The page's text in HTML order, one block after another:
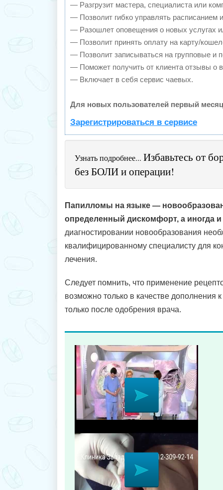
— Разгрузит мастера, специалиста или
— Позволит гибко управлять расписанием и
— Разошлет оповещения о новых услугах
— Позволит принять оплату на карту/
— Позволит записываться на групповые и
— Поможет получить от клиента отзывы о
— Включает в себя сервис чаевых.
Для новых пользователей первый
Зарегистрироваться в сервисе
Узнать подробнее... Избавьтесь от
без БОЛИ и операции!
Папилломы на языке —
определенный дискомфорт, а иногда
диагностировании новообразования
квалифицированному специалисту для
лечения.
Следует помнить, что применение
возможно только в качестве дополнения
только после одобрения врача.